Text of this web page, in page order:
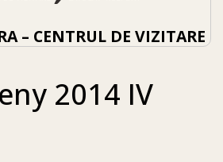
– CENTRUL DE VIZITARE
2014 IV